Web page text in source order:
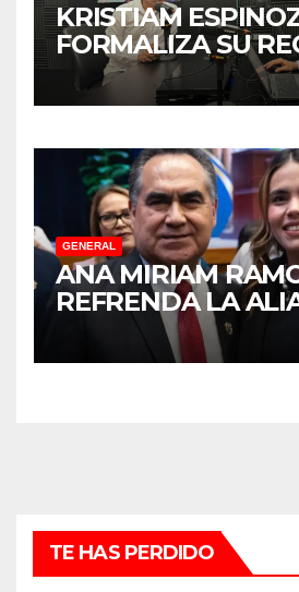
KRISTIAM
FORMALIZA SU
PARA
DEFENSA DE LA
SINALOA
GENERAL
ANA MIRIAM
REFRENDA LA
LA UNIVERSIDAD
AUTÓNOMA DE
TE HAS PERDIDO